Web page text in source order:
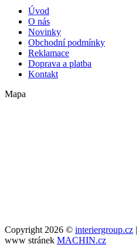
Úvod
O nás
Novinky
Obchodní podmínky
Reklamace
Doprava a platba
Kontakt
Mapa
Copyright 2026 © interiergroup.cz |
www stránek MACHIN.cz